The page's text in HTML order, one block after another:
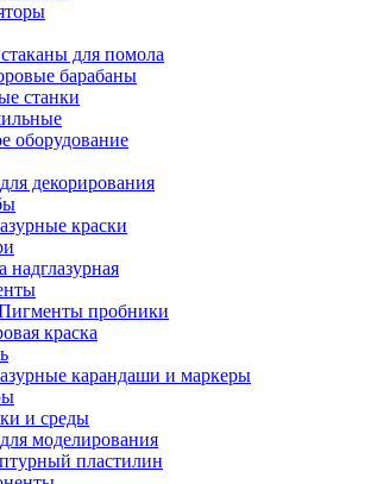
для помола
барабаны
станки
оборудование
декорирования
краски
надглазурная
пробники
краска
карандаши и маркеры
и среды
моделирования
пластилин